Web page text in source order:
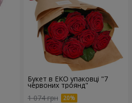
Букет в ЕКО упаковці "7
червоних троянд"
1 074 грн